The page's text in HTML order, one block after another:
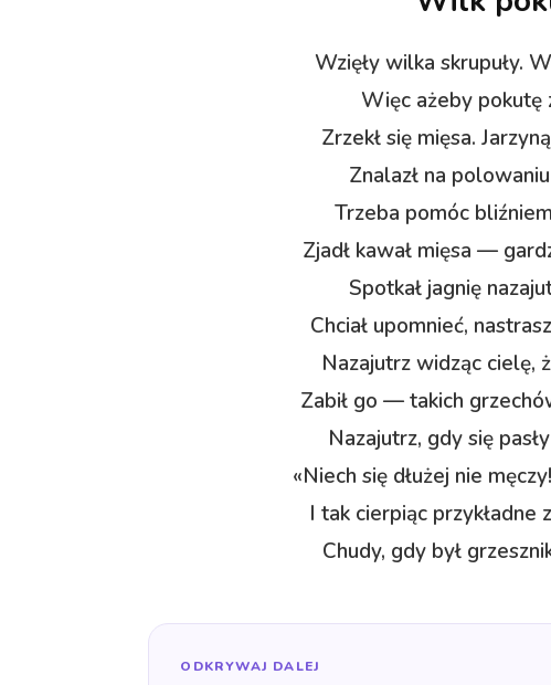
Wzięły wilka skrupuły.
Więc ażeby pokutę
Zrzekł się mięsa.
Znalazł na
Trzeba pomóc
Zjadł kawał mięsa —
Spotkał jagnię
Chciał upomnieć,
Nazajutrz widząc cielę,
Zabił go — takich
Nazajutrz, gdy się
«Niech się dłużej nie
I tak cierpiąc
Chudy, gdy był
ODKRYWAJ DALEJ